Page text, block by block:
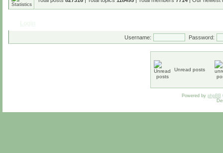
Username: Password:
Unread posts
Powered by phpBB